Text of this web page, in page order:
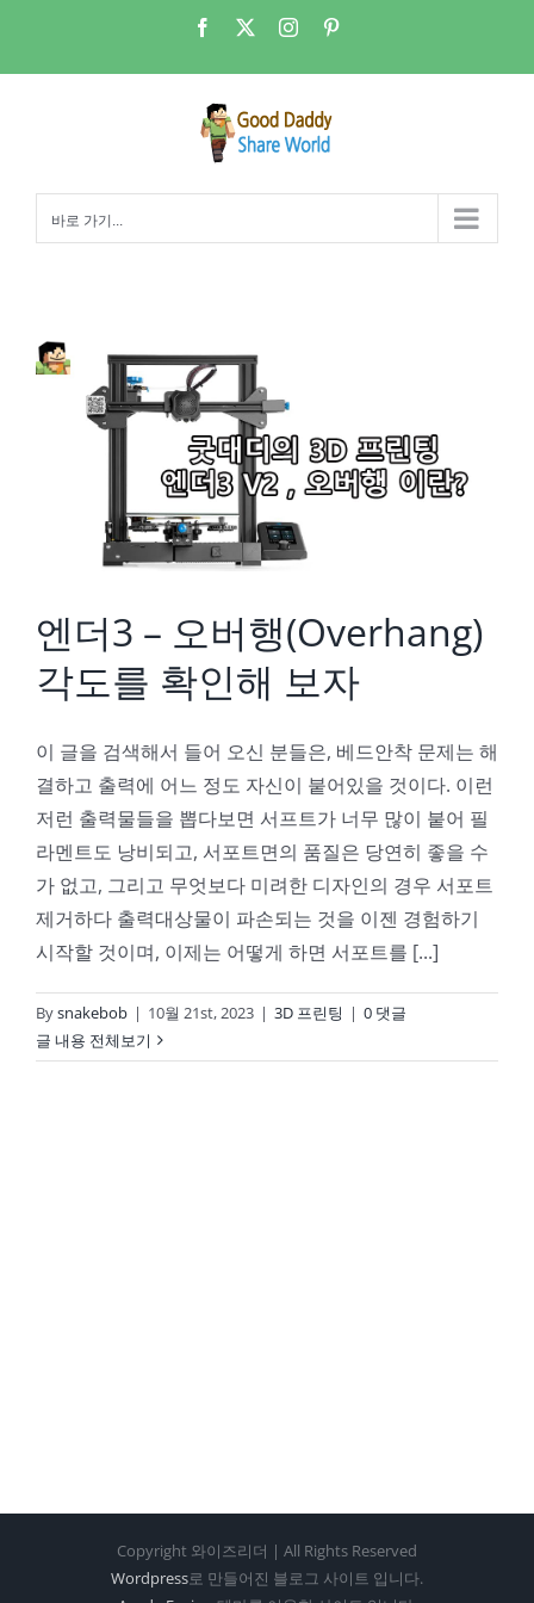
츠
Facebook Instagram
바로 가기...
엔더3 – 오버행(Overhang)
각도를 확인해 보자
이 글을 검색해서 들어 오신 분들은, 베드안착 문제는 해
결하고 출력에 어느 정도 자신이 붙어있을 것이다. 이런
저런 출력물들을 뽑다보면 서프트가 너무 많이 붙어 필
라멘트도 낭비되고, 서포트면의 품질은 당연히 좋을 수
가 없고, 그리고 무엇보다 미려한 디자인의 경우 서포트
제거하다 출력대상물이 파손되는 것을 이젠 경험하기
시작할 것이며, 이제는 어떻게 하면 서포트를 [...]
Bysnakebob | 10월 21st, 2023 | 3D 프린팅 | 0 댓글
글 내용 전체보기
Copyright 와이즈리더 | All Rights Reserved
Wordpress로 만들어진 블로그 사이트 입니다.